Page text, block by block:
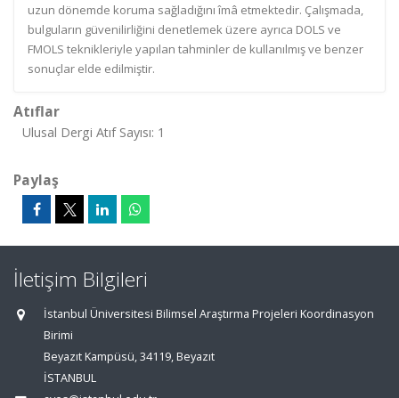
uzun dönemde koruma sağladığını îmâ etmektedir. Çalışmada,
bulguların güvenilirliğini denetlemek üzere ayrıca DOLS ve
FMOLS teknikleriyle yapılan tahminler de kullanılmış ve benzer
sonuçlar elde edilmiştir.
Atıflar
Ulusal Dergi Atıf Sayısı: 1
Paylaş
İletişim Bilgileri
İstanbul Üniversitesi Bilimsel Araştırma Projeleri Koordinasyon
Birimi
Beyazıt Kampüsü, 34119, Beyazıt
İSTANBUL